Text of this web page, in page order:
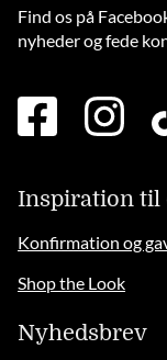
Find os på
nyheder og fede
facebook
square
Inspiration til
Konfirmation og
Shop the Look
Nyhedsbrev